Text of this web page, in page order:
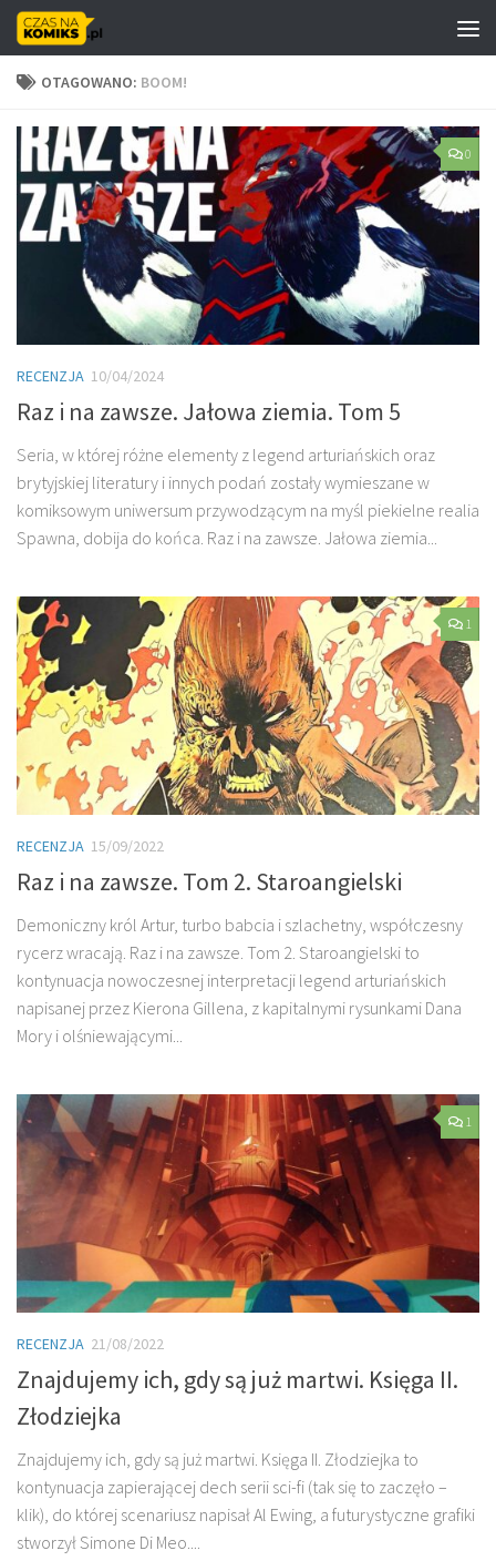
Skip to content
OTAGOWANO: BOOM!
0
RECENZJA 10/04/2024
Raz i na zawsze. Jałowa ziemia. Tom 5
Seria, w której różne elementy z legend arturiańskich oraz
brytyjskiej literatury i innych podań zostały wymieszane w
komiksowym uniwersum przywodzącym na myśl piekielne realia
Spawna, dobija do końca. Raz i na zawsze. Jałowa ziemia...
1
RECENZJA 15/09/2022
Raz i na zawsze. Tom 2. Staroangielski
Demoniczny król Artur, turbo babcia i szlachetny, współczesny
rycerz wracają. Raz i na zawsze. Tom 2. Staroangielski to
kontynuacja nowoczesnej interpretacji legend arturiańskich
napisanej przez Kierona Gillena, z kapitalnymi rysunkami Dana
Mory i olśniewającymi...
1
RECENZJA 21/08/2022
Znajdujemy ich, gdy są już martwi. Księga II.
Złodziejka
Znajdujemy ich, gdy są już martwi. Księga II. Złodziejka to
kontynuacja zapierającej dech serii sci-fi (tak się to zaczęło –
klik), do której scenariusz napisał Al Ewing, a futurystyczne grafiki
stworzył Simone Di Meo....